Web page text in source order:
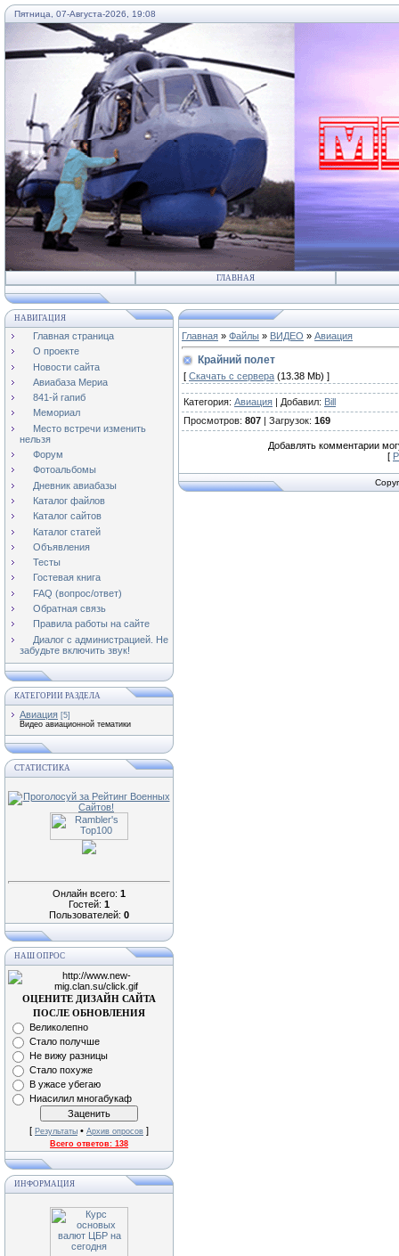
Пятница, 07-Августа-2026, 19:08
...
ГЛАВНАЯ
НАВИГАЦИЯ
Главная страница
О проекте
Новости сайта
Авиабаза Мериа
841-й гапиб
Мемориал
Место встречи изменить
нельзя
Форум
Фотоальбомы
Дневник авиабазы
Каталог файлов
Каталог сайтов
Каталог статей
Объявления
Тесты
Гостевая книга
FAQ (вопрос/ответ)
Обратная связь
Правила работы на сайте
Диалог с администрацией. Не
забудьте включить звук!
КАТЕГОРИИ РАЗДЕЛА
Авиация [5]
Видео авиационной тематики
СТАТИСТИКА
Онлайн всего: 1
Гостей: 1
Пользователей: 0
НАШ ОПРОС
ОЦЕНИТЕ ДИЗАЙН САЙТА
ПОСЛЕ ОБНОВЛЕНИЯ
Великолепно
Стало получше
Не вижу разницы
Стало похуже
В ужасе убегаю
Ниасилил многабукаф
[ Результаты • Архив опросов ]
Всего ответов: 138
ИНФОРМАЦИЯ
Главная » Файлы » ВИДЕО » Авиация
Крайний полет
[ Скачать с сервера (13.38 Mb) ]
Категория: Авиация | Добавил: Bill
Просмотров: 807 | Загрузок: 169
Добавлять комментарии
[